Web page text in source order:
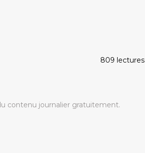
809 lectures
contenu journalier gratuitement.